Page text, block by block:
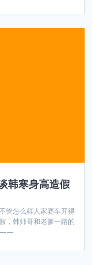
韩寒身高造假
管怎么样人家赛车开得
，韩帅哥和老爹一路的